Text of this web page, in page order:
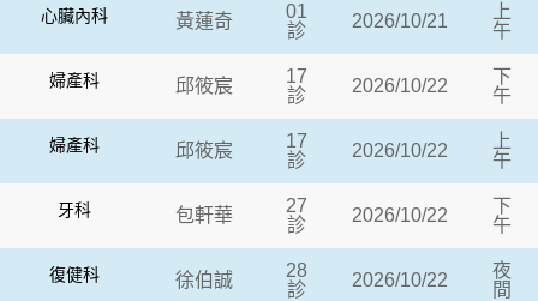
心臟內科 黃蓮奇
01
診
2026/10/21
上
午
婦產科 邱筱宸
17
診
2026/10/22
下
午
婦產科 邱筱宸
17
診
2026/10/22
上
午
牙科 包軒華
27
診
2026/10/22
下
午
復健科 徐伯誠
28
診
2026/10/22
夜
間